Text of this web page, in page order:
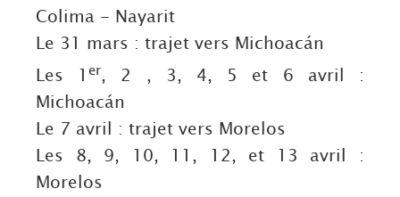
Colima - Nayarit
Le 31 mars : trajet vers Michoacán
Les 1er, 2 , 3, 4, 5 et 6 avril :
Michoacán
Le 7 avril : trajet vers Morelos
Les 8, 9, 10, 11, 12, et 13 avril :
Morelos